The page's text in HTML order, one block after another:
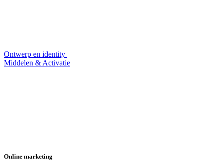
Ontwerp en identity
Middelen & Activatie
Online marketing